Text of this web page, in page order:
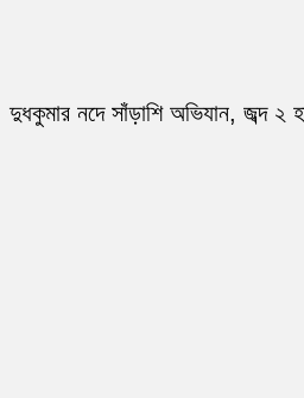
দুধকুমার নদে সাঁড়াশি অভিযান, জব্দ ২